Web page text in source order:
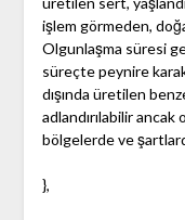
işlem görmeden,
Olgunlaşma süresi
süreçte peynire
dışında üretilen
adlandırılabilir
bölgelerde ve
},